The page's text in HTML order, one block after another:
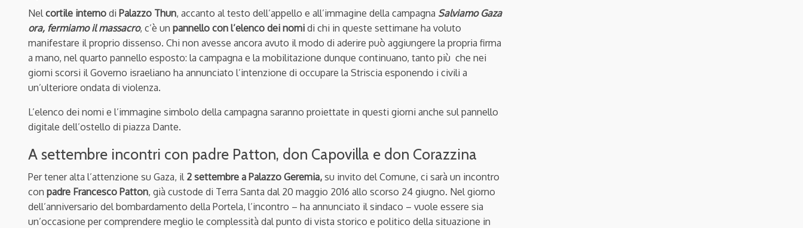
Nel cortile interno di Palazzo Thun, accanto al testo dell’appello e all’immagine della campagna Salviamo Gaza
ora, fermiamo il massacro, c’è un pannello con l’elenco dei nomi di chi in queste settimane ha voluto
manifestare il proprio dissenso. Chi non avesse ancora avuto il modo di aderire può aggiungere la propria firma
a mano, nel quarto pannello esposto: la campagna e la mobilitazione dunque continuano, tanto più che nei
giorni scorsi il Governo israeliano ha annunciato l’intenzione di occupare la Striscia esponendo i civili a
un’ulteriore ondata di violenza.
L’elenco dei nomi e l’immagine simbolo della campagna saranno proiettate in questi giorni anche sul pannello
digitale dell’ostello di piazza Dante.
A settembre incontri con padre Patton, don Capovilla e don Corazzina
Per tener alta l’attenzione su Gaza, il 2 settembre a Palazzo Geremia, su invito del Comune, ci sarà un incontro
con padre Francesco Patton, già custode di Terra Santa dal 20 maggio 2016 allo scorso 24 giugno. Nel giorno
dell’anniversario del bombardamento della Portela, l’incontro – ha annunciato il sindaco – vuole essere sia
un’occasione per comprendere meglio le complessità dal punto di vista storico e politico della situazione in